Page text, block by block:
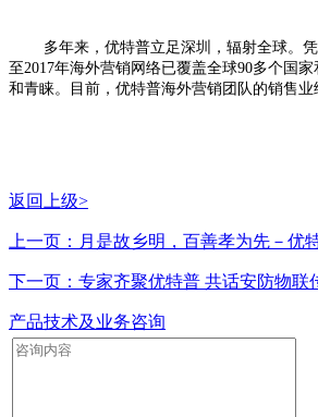
多年来，优特普立足深圳，辐射全球。
至2017年海外营销网络已覆盖全球90多个国
和青睐。目前，优特普海外营销团队的销售
返回上级>
上一页：月是故乡明，百善孝为先－优
下一页：专家齐聚优特普 共话安防物联
产品技术及业务咨询